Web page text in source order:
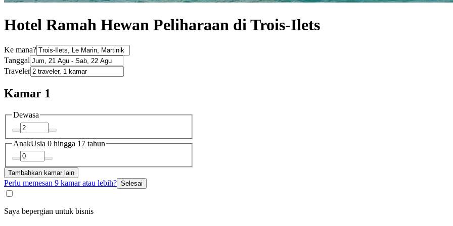
Hotel Ramah Hewan Peliharaan di Trois-Ilets
Ke mana?
Tanggal
Traveler
Kamar 1
Dewasa
AnakUsia 0 hingga 17 tahun
Tambahkan kamar lain
Perlu memesan 9 kamar atau lebih? Selesai
Saya bepergian untuk bisnis